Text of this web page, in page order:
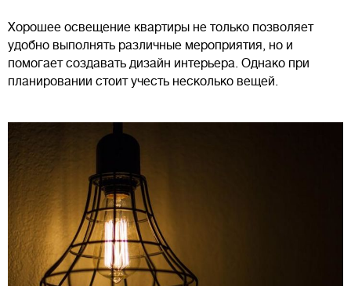
Хорошее освещение квартиры не только позволяет
удобно выполнять различные мероприятия, но и
помогает создавать дизайн интерьера. Однако при
планировании стоит учесть несколько вещей.